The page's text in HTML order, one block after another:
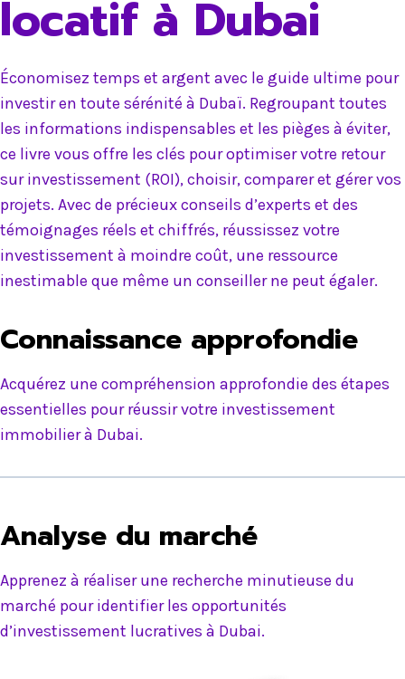
locatif à Dubai
Économisez temps et argent avec le guide ultime pour
investir en toute sérénité à Dubaï. Regroupant toutes
les informations indispensables et les pièges à éviter,
ce livre vous offre les clés pour optimiser votre retour
sur investissement (ROI), choisir, comparer et gérer vos
projets. Avec de précieux conseils d’experts et des
témoignages réels et chiffrés, réussissez votre
investissement à moindre coût, une ressource
inestimable que même un conseiller ne peut égaler.
Connaissance approfondie
Acquérez une compréhension approfondie des étapes
essentielles pour réussir votre investissement
immobilier à Dubai.
Analyse du marché
Apprenez à réaliser une recherche minutieuse du
marché pour identifier les opportunités
d’investissement lucratives à Dubai.